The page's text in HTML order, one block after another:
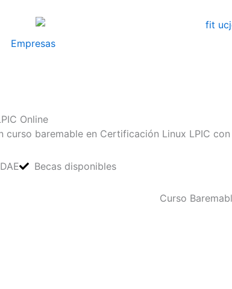
Empresas
Online
curso baremable en Certificación Linux LPIC
Becas disponibles